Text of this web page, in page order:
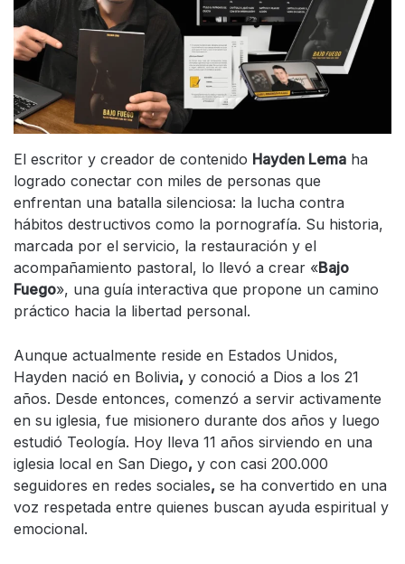
El escritor y creador de contenido Hayden Lema ha
logrado conectar con miles de personas que
enfrentan una batalla silenciosa: la lucha contra
hábitos destructivos como la pornografía. Su historia,
marcada por el servicio, la restauración y el
acompañamiento pastoral, lo llevó a crear «Bajo
Fuego», una guía interactiva que propone un camino
práctico hacia la libertad personal.
Aunque actualmente reside en Estados Unidos,
Hayden nació en Bolivia, y conoció a Dios a los 21
años. Desde entonces, comenzó a servir activamente
en su iglesia, fue misionero durante dos años y luego
estudió Teología. Hoy lleva 11 años sirviendo en una
iglesia local en San Diego, y con casi 200.000
seguidores en redes sociales, se ha convertido en una
voz respetada entre quienes buscan ayuda espiritual y
emocional.